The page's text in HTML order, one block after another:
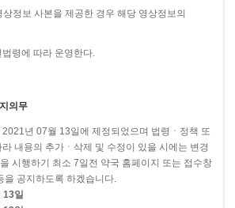
정보 사본을 제공한 경우 해당 영상정보의
령에 따라 운영한다.
의무
년 07월 13일에 제정되었으며 법령ㆍ정책 또
내용의 추가ㆍ삭제 및 수정이 있을 시에는 변경
시행하기 최소 7일전 약국 홈페이지 또는 접수창
을 공지하도록 하겠습니다.
13일